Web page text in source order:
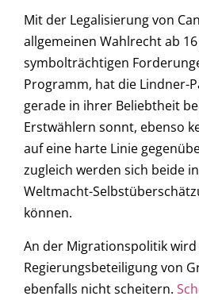
Mit der Legalisierung von
allgemeinen Wahlrecht ab
symbolträchtigen
Programm, hat die Lindner-
gerade in ihrer Beliebtheit
Erstwählern sonnt, ebenso
auf eine harte Linie
zugleich werden sich beide
Weltmacht-
können.
An der Migrationspolitik
Regierungsbeteiligung von
ebenfalls nicht scheitern.